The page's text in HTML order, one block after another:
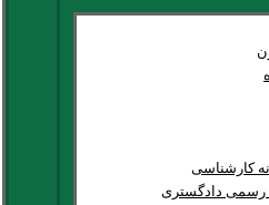
کارشناسی
رسمی دادگستری